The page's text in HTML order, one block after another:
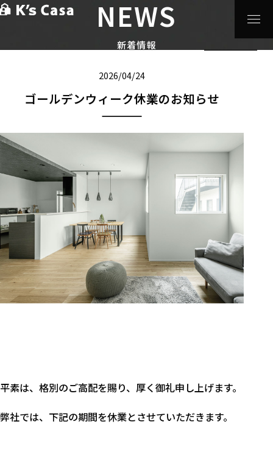
NEWS
新着情報
ゴールデンウィーク休業のお知らせ
一覧へ
2026/04/24
ゴールデンウィーク休業のお知らせ
平素は、格別のご高配を賜り、厚く御礼申し上げます。
弊社では、下記の期間を休業とさせていただきます。